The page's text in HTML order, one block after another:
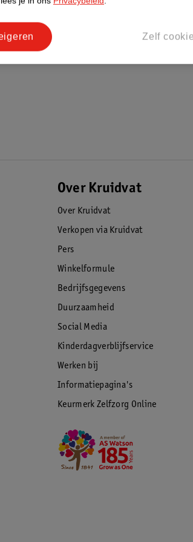
Over Kruidvat
Over Kruidvat
Verkopen via Kruidvat
Pers
Winkelformule
Bedrijfsgegevens
Duurzaamheid
Social Media
Kinderdagverblijfservice
Werken bij
Informatiepagina's
Keurmerk Zelfzorg Online
Zelf